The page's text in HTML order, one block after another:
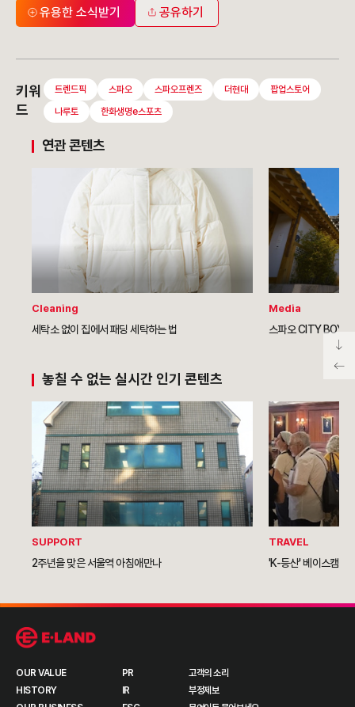
유용한 소식받기 공유하기
키워
드
트렌드픽 스파오 스파오프렌즈 더현대
팝업스토어
나루토
한화생명e스포츠
연관 콘텐츠
Cleaning
세탁소 없이 집에서 패딩 세탁하는 법
Media
스파오 CITY BOY
놓칠 수 없는 실시간 인기 콘텐츠
SUPPORT
2주년을 맞은 서울역 아침애만나
TRAVEL
'K-등산' 베이스캠프
OUR VALUE
HISTORY
PR
IR
고객의 소리
부정제보